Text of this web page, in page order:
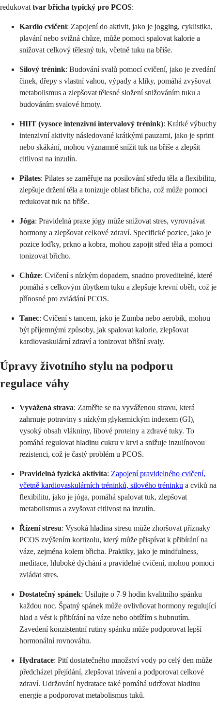
redukovat tvar břicha typický pro PCOS:
Kardio cvičení: Zapojení do aktivit, jako je jogging, cyklistika,
plavání nebo svižná chůze, může pomoci spalovat kalorie a
snižovat celkový tělesný tuk, včetně tuku na břiše.
Silový trénink: Budování svalů pomocí cvičení, jako je zvedání
činek, dřepy s vlastní vahou, výpady a kliky, pomáhá zvyšovat
metabolismus a zlepšovat tělesné složení snižováním tuku a
budováním svalové hmoty.
HIIT (vysoce intenzivní intervalový trénink): Krátké výbuchy
intenzivní aktivity následované krátkými pauzami, jako je sprint
nebo skákání, mohou významně snížit tuk na břiše a zlepšit
citlivost na inzulín.
Pilates: Pilates se zaměřuje na posilování středu těla a flexibilitu,
zlepšuje držení těla a tonizuje oblast břicha, což může pomoci
redukovat tuk na břiše.
Jóga: Pravidelná praxe jógy může snižovat stres, vyrovnávat
hormony a zlepšovat celkové zdraví. Specifické pozice, jako je
pozice loďky, prkno a kobra, mohou zapojit střed těla a pomoci
tonizovat břicho.
Chůze: Cvičení s nízkým dopadem, snadno proveditelné, které
pomáhá s celkovým úbytkem tuku a zlepšuje krevní oběh, což je
přínosné pro zvládání PCOS.
Tanec: Cvičení s tancem, jako je Zumba nebo aerobik, mohou
být příjemnými způsoby, jak spalovat kalorie, zlepšovat
kardiovaskulární zdraví a tonizovat břišní svaly.
Úpravy životního stylu na podporu
regulace váhy
Vyvážená strava: Zaměřte se na vyváženou stravu, která
zahrnuje potraviny s nízkým glykemickým indexem (GI),
vysoký obsah vlákniny, libové proteiny a zdravé tuky. To
pomáhá regulovat hladinu cukru v krvi a snižuje inzulínovou
rezistenci, což je častý problém u PCOS.
Pravidelná fyzická aktivita: Zapojení pravidelného cvičení,
včetně kardiovaskulárních tréninků, silového tréninku a cviků na
flexibilitu, jako je jóga, pomáhá spalovat tuk, zlepšovat
metabolismus a zvyšovat citlivost na inzulín.
Řízení stresu: Vysoká hladina stresu může zhoršovat příznaky
PCOS zvýšením kortizolu, který může přispívat k přibírání na
váze, zejména kolem břicha. Praktiky, jako je mindfulness,
meditace, hluboké dýchání a pravidelné cvičení, mohou pomoci
zvládat stres.
Dostatečný spánek: Usilujte o 7-9 hodin kvalitního spánku
každou noc. Špatný spánek může ovlivňovat hormony regulující
hlad a vést k přibírání na váze nebo obtížím s hubnutím.
Zavedení konzistentní rutiny spánku může podporovat lepší
hormonální rovnováhu.
Hydratace: Pití dostatečného množství vody po celý den může
předcházet přejídání, zlepšovat trávení a podporovat celkové
zdraví. Udržování hydratace také pomáhá udržovat hladinu
energie a podporovat metabolismus tuků.